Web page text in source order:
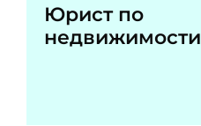
Юрист по
недвижимости